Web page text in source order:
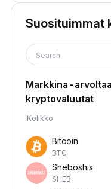
Suosituimmat
Search
Markkina-
kryptovaluutat
Kolikko
Bitcoin
BTC
Sheboshis
SHEB